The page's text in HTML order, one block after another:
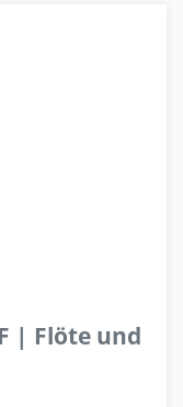
| Flöte und